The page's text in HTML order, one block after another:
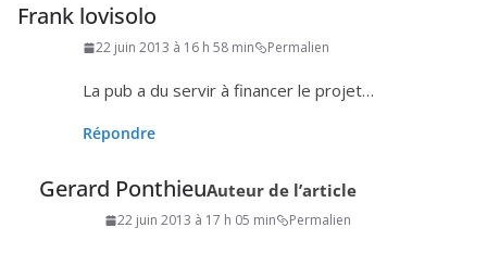
Frank lovisolo
22 juin 2013 à 16 h 58 min Permalien
La pub a du ser­vir à finan­cer le projet…
Répondre
Gerard PonthieuAuteur de l’article
22 juin 2013 à 17 h 05 min Permalien